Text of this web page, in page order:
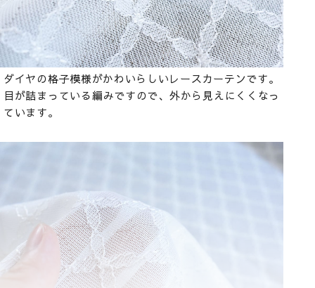
ダイヤの格子模様がかわいらしいレースカーテンです。
目が詰まっている編みですので、外から見えにくくなっ
ています。